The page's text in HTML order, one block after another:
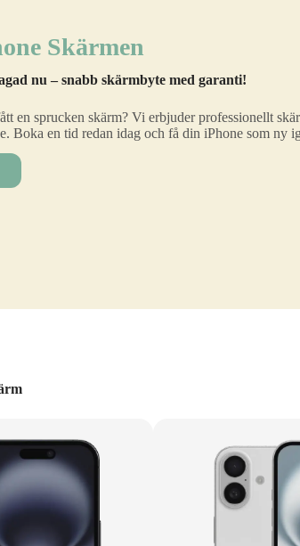
Skärmen
nu – snabb skärmbyte med garanti!
en sprucken skärm? Vi erbjuder professionellt
Boka en tid redan idag och få din iPhone som ny